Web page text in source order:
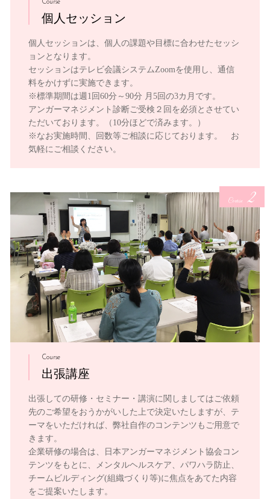
Course
個人セッション
個人セッションは、個人の課題や目標に合わせたセッシ
ョンとなります。
セッションはテレビ会議システムZoomを使用し、通信
料をかけずに実施できます。
※標準期間は週1回60分～90分 月5回の3カ月です。
アンガーマネジメント診断ご受検２回を必須とさせてい
ただいております。（10分ほどで済みます。）
※なお実施時間、回数等ご相談に応じております。 お
気軽にご相談ください。
Course 2
Course
出張講座
出張しての研修・セミナー・講演に関しましてはご依頼
先のご希望をおうかがいした上で決定いたしますが、テ
ーマをいただければ、弊社自作のコンテンツもご用意で
きます。
企業研修の場合は、日本アンガーマネジメント協会コン
テンツをもとに、メンタルヘルスケア、パワハラ防止、
チームビルディング(組織づくり等)に焦点をあてた内容
をご提案いたします。